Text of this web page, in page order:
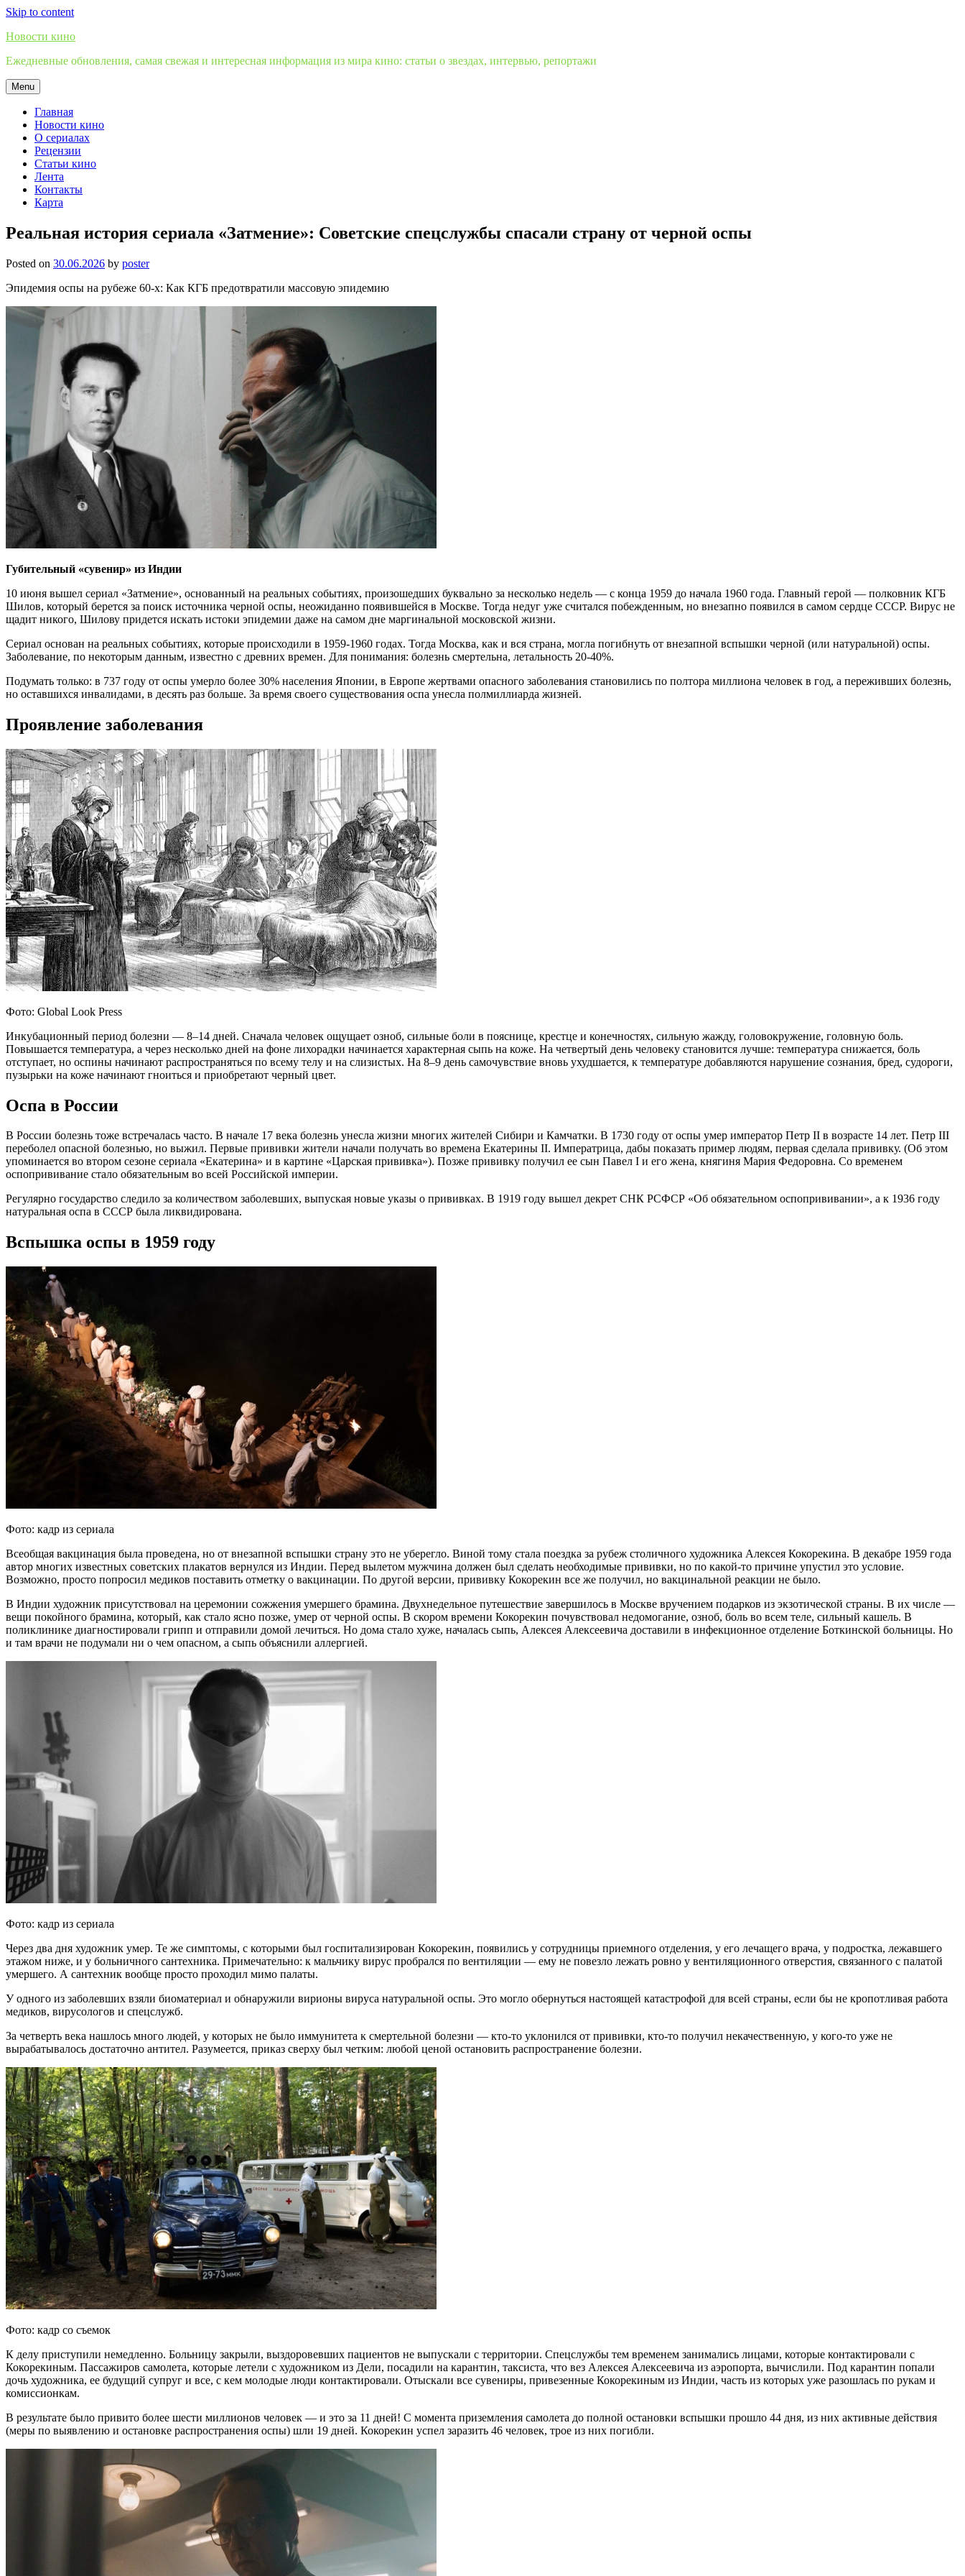
Skip to content
Новости кино
Ежедневные обновления, самая свежая и интересная информация из мира кино: статьи о звездах, интервью, репортажи
Menu
Главная
Новости кино
О сериалах
Рецензии
Статьи кино
Лента
Контакты
Карта
Реальная история сериала «Затмение»: Советские спецслужбы спасали страну от черной оспы
Posted on 30.06.2026 by poster
Эпидемия оспы на рубеже 60-х: Как КГБ предотвратили массовую эпидемию
Губительный «сувенир» из Индии
10 июня вышел сериал «Затмение», основанный на реальных событиях, произошедших буквально за несколько недель — с конца 1959 до начала 1960 года. Главный герой — полковник КГБ
Шилов, который берется за поиск источника черной оспы, неожиданно появившейся в Москве. Тогда недуг уже считался побежденным, но внезапно появился в самом сердце СССР. Вирус не
щадит никого, Шилову придется искать истоки эпидемии даже на самом дне маргинальной московской жизни.
Сериал основан на реальных событиях, которые происходили в 1959-1960 годах. Тогда Москва, как и вся страна, могла погибнуть от внезапной вспышки черной (или натуральной) оспы.
Заболевание, по некоторым данным, известно с древних времен. Для понимания: болезнь смертельна, летальность 20-40%.
Подумать только: в 737 году от оспы умерло более 30% населения Японии, в Европе жертвами опасного заболевания становились по полтора миллиона человек в год, а переживших болезнь,
но оставшихся инвалидами, в десять раз больше. За время своего существования оспа унесла полмиллиарда жизней.
Проявление заболевания
Фото: Global Look Press
Инкубационный период болезни — 8–14 дней. Сначала человек ощущает озноб, сильные боли в пояснице, крестце и конечностях, сильную жажду, головокружение, головную боль.
Повышается температура, а через несколько дней на фоне лихорадки начинается характерная сыпь на коже. На четвертый день человеку становится лучше: температура снижается, боль
отступает, но оспины начинают распространяться по всему телу и на слизистых. На 8–9 день самочувствие вновь ухудшается, к температуре добавляются нарушение сознания, бред, судороги,
пузырьки на коже начинают гноиться и приобретают черный цвет.
Оспа в России
В России болезнь тоже встречалась часто. В начале 17 века болезнь унесла жизни многих жителей Сибири и Камчатки. В 1730 году от оспы умер император Петр II в возрасте 14 лет. Петр III
переболел опасной болезнью, но выжил. Первые прививки жители начали получать во времена Екатерины II. Императрица, дабы показать пример людям, первая сделала прививку. (Об этом
упоминается во втором сезоне сериала «Екатерина» и в картине «Царская прививка»). Позже прививку получил ее сын Павел I и его жена, княгиня Мария Федоровна. Со временем
оспопрививание стало обязательным во всей Российской империи.
Регулярно государство следило за количеством заболевших, выпуская новые указы о прививках. В 1919 году вышел декрет СНК РСФСР «Об обязательном оспопрививании», а к 1936 году
натуральная оспа в СССР была ликвидирована.
Вспышка оспы в 1959 году
Фото: кадр из сериала
Всеобщая вакцинация была проведена, но от внезапной вспышки страну это не уберегло. Виной тому стала поездка за рубеж столичного художника Алексея Кокорекина. В декабре 1959 года
автор многих известных советских плакатов вернулся из Индии. Перед вылетом мужчина должен был сделать необходимые прививки, но по какой-то причине упустил это условие.
Возможно, просто попросил медиков поставить отметку о вакцинации. По другой версии, прививку Кокорекин все же получил, но вакцинальной реакции не было.
В Индии художник присутствовал на церемонии сожжения умершего брамина. Двухнедельное путешествие завершилось в Москве вручением подарков из экзотической страны. В их числе —
вещи покойного брамина, который, как стало ясно позже, умер от черной оспы. В скором времени Кокорекин почувствовал недомогание, озноб, боль во всем теле, сильный кашель. В
поликлинике диагностировали грипп и отправили домой лечиться. Но дома стало хуже, началась сыпь, Алексея Алексеевича доставили в инфекционное отделение Боткинской больницы. Но
и там врачи не подумали ни о чем опасном, а сыпь объяснили аллергией.
Фото: кадр из сериала
Через два дня художник умер. Те же симптомы, с которыми был госпитализирован Кокорекин, появились у сотрудницы приемного отделения, у его лечащего врача, у подростка, лежавшего
этажом ниже, и у больничного сантехника. Примечательно: к мальчику вирус пробрался по вентиляции — ему не повезло лежать ровно у вентиляционного отверстия, связанного с палатой
умершего. А сантехник вообще просто проходил мимо палаты.
У одного из заболевших взяли биоматериал и обнаружили вирионы вируса натуральной оспы. Это могло обернуться настоящей катастрофой для всей страны, если бы не кропотливая работа
медиков, вирусологов и спецслужб.
За четверть века нашлось много людей, у которых не было иммунитета к смертельной болезни — кто-то уклонился от прививки, кто-то получил некачественную, у кого-то уже не
вырабатывалось достаточно антител. Разумеется, приказ сверху был четким: любой ценой остановить распространение болезни.
Фото: кадр со съемок
К делу приступили немедленно. Больницу закрыли, выздоровевших пациентов не выпускали с территории. Спецслужбы тем временем занимались лицами, которые контактировали с
Кокорекиным. Пассажиров самолета, которые летели с художником из Дели, посадили на карантин, таксиста, что вез Алексея Алексеевича из аэропорта, вычислили. Под карантин попали
дочь художника, ее будущий супруг и все, с кем молодые люди контактировали. Отыскали все сувениры, привезенные Кокорекиным из Индии, часть из которых уже разошлась по рукам и
комиссионкам.
В результате было привито более шести миллионов человек — и это за 11 дней! С момента приземления самолета до полной остановки вспышки прошло 44 дня, из них активные действия
(меры по выявлению и остановке распространения оспы) шли 19 дней. Кокорекин успел заразить 46 человек, трое из них погибли.